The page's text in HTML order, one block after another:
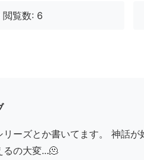
覧数: 6
リーズとか書いてます。 神話
るの大変...🫠